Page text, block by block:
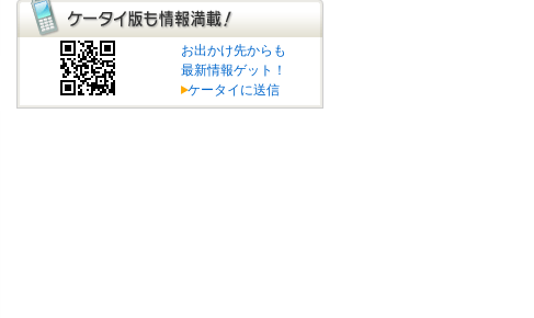
お出かけ先からも
最新情報ゲット！
ケータイに送信